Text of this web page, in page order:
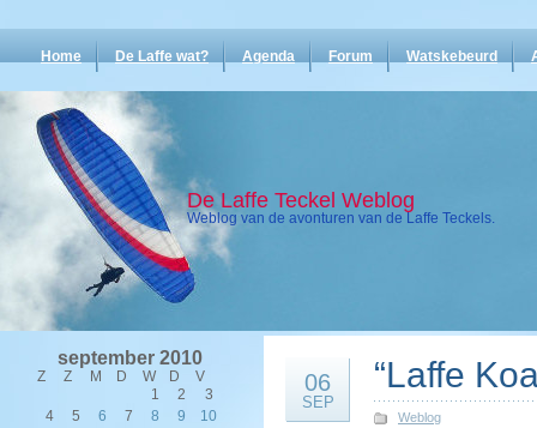
Home De Laffe wat? Agenda Forum Watskebeurd
De Laffe Teckel Weblog
Weblog van de avonturen van de Laffe Teckels.
september 2010
Z Z M D W D
V
1
2
3
4
5 6 7 8 9
10
06
SEP
“Laffe
Weblog